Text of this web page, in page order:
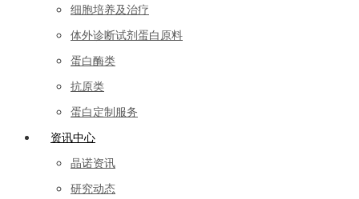
细胞培养及治疗
体外诊断试剂蛋白原料
蛋白酶类
抗原类
蛋白定制服务
资讯中心
晶诺资讯
研究动态